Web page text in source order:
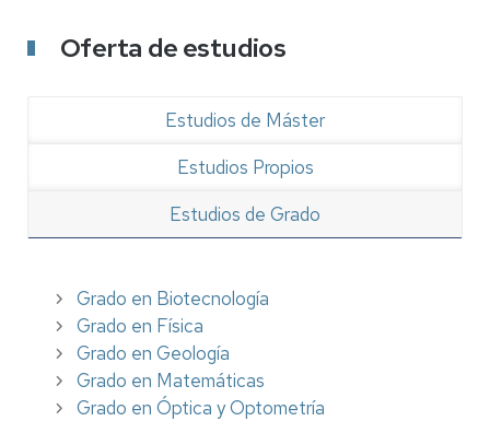
Oferta de estudios
Estudios de Grado
Estudios de Máster
Estudios Propios
Grado en Biotecnología
Grado en Física
Grado en Geología
Grado en Matemáticas
Grado en Óptica y Optometría